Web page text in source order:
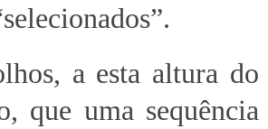
a esta altura do
que uma sequência